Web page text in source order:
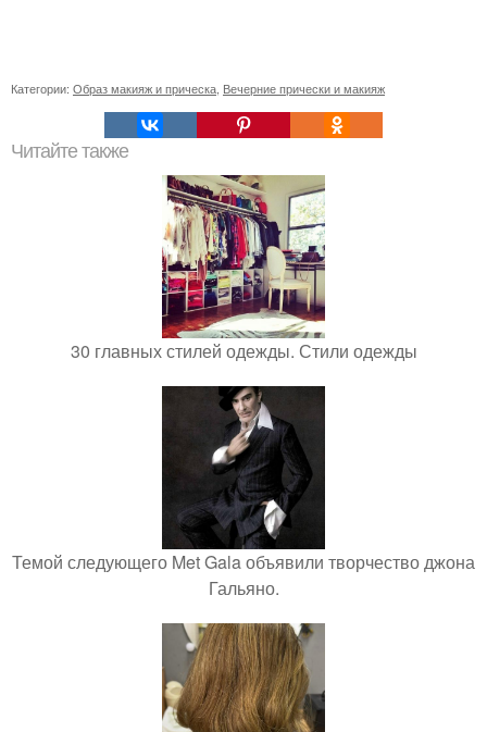
Категории: Образ макияж и прическа Вечерние прически и макияж
Читайте также
30 главных стилей одежды. Стили одежды
Темой следующего Met Gala объявили творчество джона
Гальяно.